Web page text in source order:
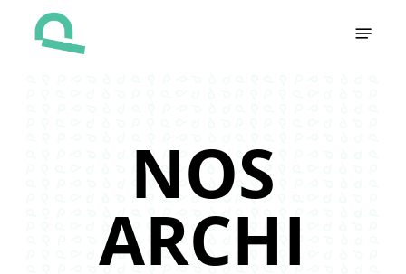
NOS
ARCHI